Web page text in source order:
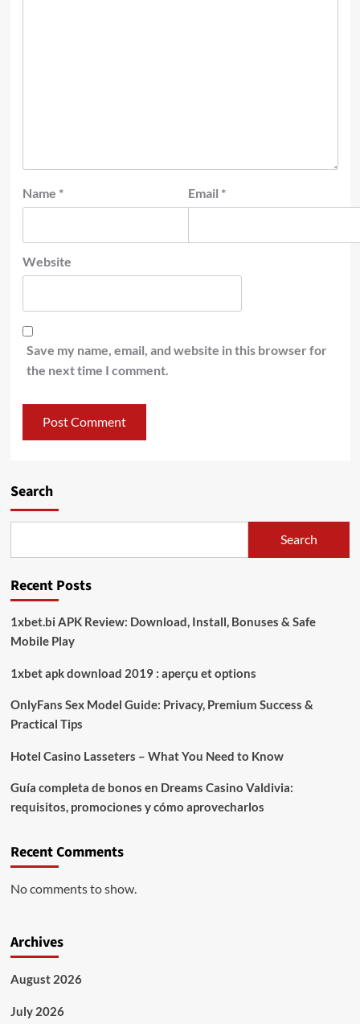
Name * Email *
Website
Save my name, email, and website in this browser for
the next time I comment.
Search
Search
Recent Posts
1xbet.bi APK Review: Download, Install, Bonuses & Safe
Mobile Play
1xbet apk download 2019 : aperçu et options
OnlyFans Sex Model Guide: Privacy, Premium Success &
Practical Tips
Hotel Casino Lasseters – What You Need to Know
Guía completa de bonos en Dreams Casino Valdivia:
requisitos, promociones y cómo aprovecharlos​
Recent Comments
No comments to show.
Archives
August 2026
July 2026